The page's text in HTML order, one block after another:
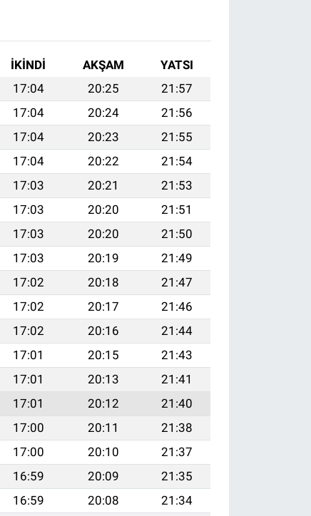
İKINDI AKŞAM
YATSI
17:04 20:25
21:57
17:04 20:24
21:56
17:04 20:23
21:55
17:04 20:22
21:54
17:03 20:21
21:53
17:03 20:20
21:51
17:03 20:20
21:50
17:03 20:19
21:49
17:02 20:18
21:47
17:02 20:17
21:46
17:02 20:16
21:44
17:01 20:15
21:43
17:01 20:13
21:41
17:01 20:12
21:40
17:00 20:11
21:38
17:00 20:10
21:37
16:59 20:09
21:35
16:59 20:08
21:34